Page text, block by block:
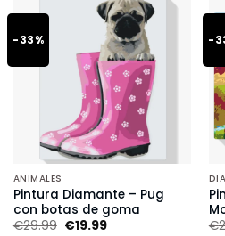
-33%
ANIMALES
Pintura Diamante – Pug
con botas de goma
€29.99 €19.99
-
€